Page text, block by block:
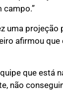
campo.”
uma projeção
afirmou
que está
não